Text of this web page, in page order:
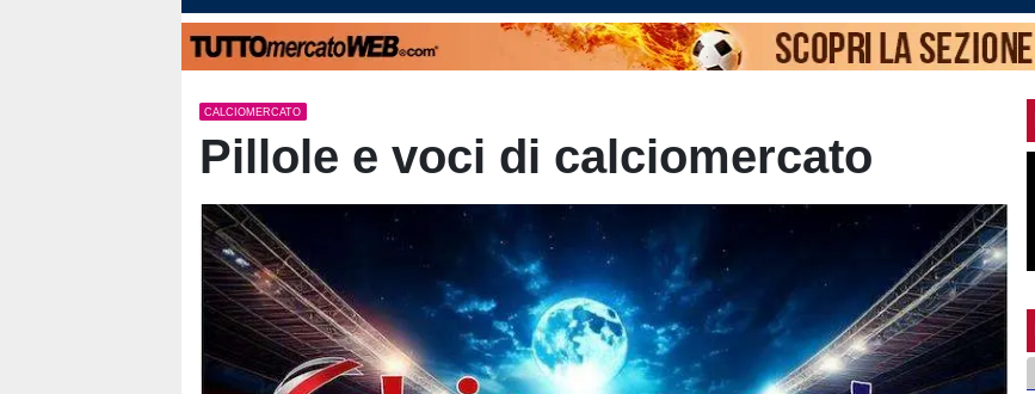
CALCIOMERCATO
Pillole e voci di calciomercato